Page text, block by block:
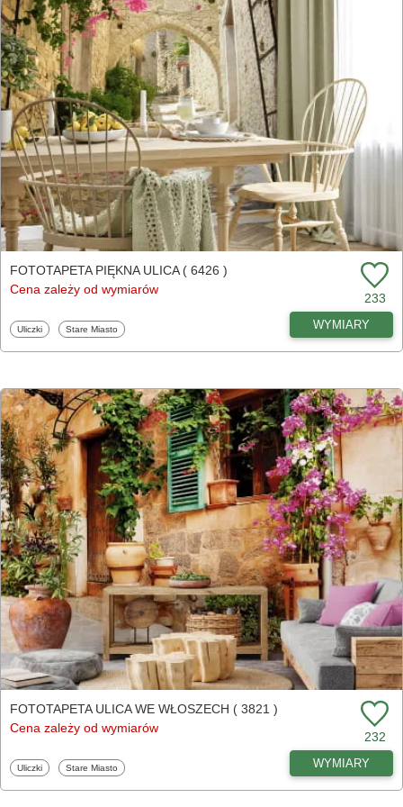
FOTOTAPETA PIĘKNA ULICA ( 6426 )
Cena zależy od wymiarów
233
Fototapety
Uliczki Fototapety
Stare Miasto WYMIARY
FOTOTAPETA ULICA WE WŁOSZECH ( 3821 )
Cena zależy od wymiarów
232
Fototapety
Uliczki Fototapety
Stare Miasto WYMIARY